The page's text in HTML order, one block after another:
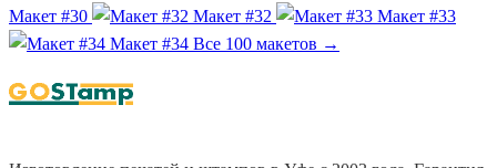
Макет #30
Макет #32
Макет #33
Макет #34 Все 100 макетов →